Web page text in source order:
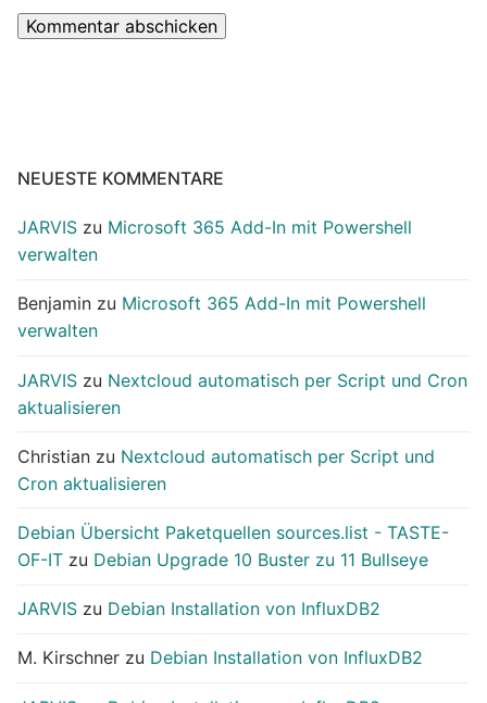
NEUESTE KOMMENTARE
JARVIS zu Microsoft 365 Add-In mit Powershell
verwalten
Benjamin zu Microsoft 365 Add-In mit Powershell
verwalten
JARVIS zu Nextcloud automatisch per Script und Cron
aktualisieren
Christian zu Nextcloud automatisch per Script und
Cron aktualisieren
Debian Übersicht Paketquellen sources.list - TASTE-
OF-IT zu Debian Upgrade 10 Buster zu 11 Bullseye
JARVIS zu Debian Installation von InfluxDB2
M. Kirschner zu Debian Installation von InfluxDB2